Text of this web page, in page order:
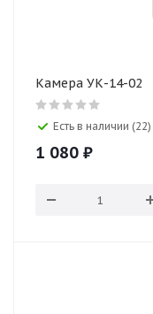
Камера УК-14-02
Есть в наличии (22)
1 080 ₽